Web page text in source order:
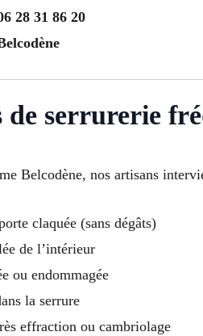
28 31 86 20
de serrurerie
Belcodène, nos artisans
claquée (sans dégâts)
de l’intérieur
ou endommagée
la serrure
effraction ou cambriolage